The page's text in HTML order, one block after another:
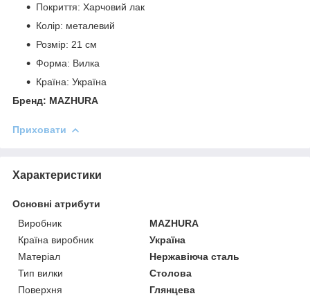
Покриття: Харчовий лак
Колір: металевий
Розмір: 21 см
Форма: Вилка
Країна: Україна
Бренд: MAZHURA
Приховати
Характеристики
Основні атрибути
Виробник
MAZHURA
Країна виробник
Україна
Матеріал
Нержавіюча сталь
Тип вилки
Столова
Поверхня
Глянцева